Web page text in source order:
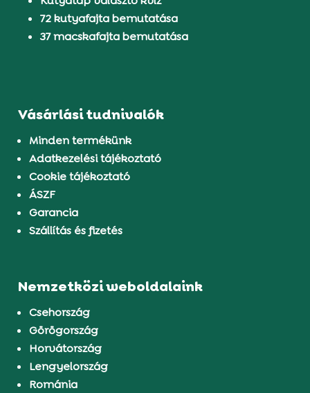
72 kutyafajta bemutatása
37 macskafajta bemutatása
Vásárlási tudnivalók
Minden termékünk
Adatkezelési tájékoztató
Cookie tájékoztató
ÁSZF
Garancia
Szállítás és fizetés
Nemzetközi weboldalaink
Csehország
Görögország
Horvátország
Lengyelország
Románia